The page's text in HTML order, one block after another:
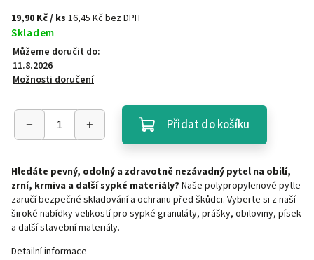
19,90 Kč/ ks 16,45 Kč bez DPH
Skladem
Můžeme doručit do:
11.8.2026
Možnosti doručení
Přidat do košíku
Hledáte pevný, odolný a zdravotně nezávadný pytel na obilí,
zrní, krmiva a další sypké materiály? Naše polypropylenové pytle
zaručí bezpečné skladování a ochranu před škůdci. Vyberte si z naší
široké nabídky velikostí pro sypké granuláty, prášky, obiloviny, písek
a další stavební materiály.
Detailní informace